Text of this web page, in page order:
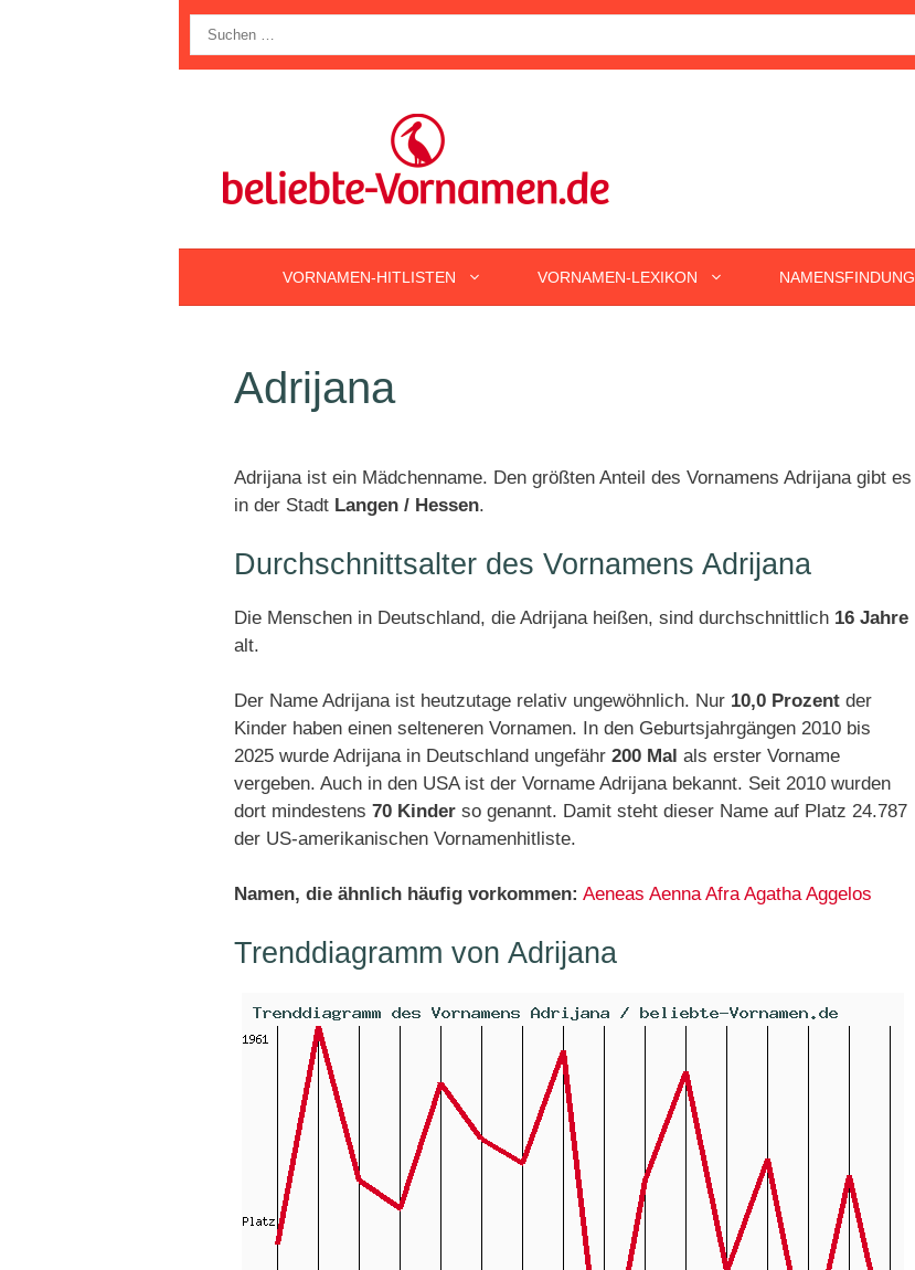
nach:
VORNAMEN-HITLISTEN VORNAMEN-LEXIKON NAMENSFINDUNG
Adrijana
Adrijana ist ein Mädchenname. Den größten Anteil des Vornamens Adrijana gibt es
in der Stadt Langen / Hessen.
Durchschnittsalter des Vornamens Adrijana
Die Menschen in Deutschland, die Adrijana heißen, sind durchschnittlich 16 Jahre
alt.
Der Name Adrijana ist heutzutage relativ ungewöhnlich. Nur 10,0 Prozent der
Kinder haben einen selteneren Vornamen. In den Geburtsjahrgängen 2010 bis
2025 wurde Adrijana in Deutschland ungefähr 200 Mal als erster Vorname
vergeben. Auch in den USA ist der Vorname Adrijana bekannt. Seit 2010 wurden
dort mindestens 70 Kinder so genannt. Damit steht dieser Name auf Platz 24.787
der US-amerikanischen Vornamenhitliste.
Namen, die ähnlich häufig vorkommen: Aeneas Aenna Afra Agatha Aggelos
Trenddiagramm von Adrijana